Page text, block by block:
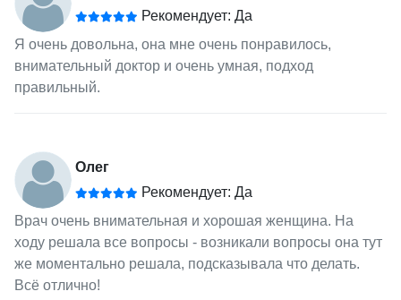
Рекомендует: Да
Я очень довольна, она мне очень понравилось,
внимательный доктор и очень умная, подход
правильный.
Олег
Рекомендует: Да
Врач очень внимательная и хорошая женщина. На
ходу решала все вопросы - возникали вопросы она тут
же моментально решала, подсказывала что делать.
Всё отлично!